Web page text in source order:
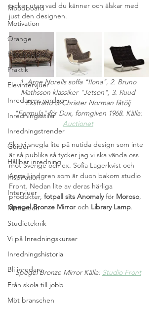
Moodboard
Motivation
Orange
Planritningar
Praktik
Elevintervjuer
Inredarens vardag
Inredningsstilar
Inredningstrender
Guider
Hållbar inredning
Inspiration
Intervjuer
Motivation
Studieteknik
Vi på Inredningskurser
Inredningshistoria
Bli inredare
Från skola till jobb
Möt branschen
tycker utan vad du känner och älskar med
just den designen.
1. Arne Norells soffa "Ilona", 2. Bruno
Mathsson klassiker "Jetson", 3. Ruud
Ekstrand & Christer Norman fåtölj
"Formula" för Dux, formgiven 1968. Källa:
Auctionet
Ska vi snegla lite på nutida design som inte
är så publika så tycker jag vi ska vända oss
mot Sverige och ex. Sofia Lagerkvist och
Anna Lindgren som är duon bakom studio
Front. Nedan lite av deras härliga
produkter, fotpall sits Anomaly för Moroso
Spegel Bronze Mirror och Library Lamp.
Spegel Bronze Mirror Källa: Studio Front